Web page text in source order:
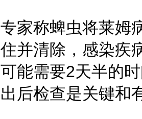
专家称蜱虫将莱姆
住并清除，感染疾
可能需要2天半的
出后检查是关键和